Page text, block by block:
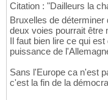
Citation : "Dailleurs la
Bruxelles de
deux voies pourrait être
Il faut bien lire ce qui
puissance de
Sans l'Europe ca n'est
c'est la fin de la